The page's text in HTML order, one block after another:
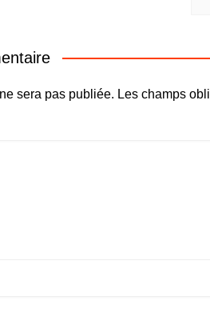
sera pas publiée. Les champs